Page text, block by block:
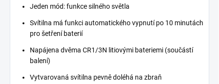
Jeden mód: funkce silného světla
Svítilna má funkci automatického vypnutí po 10 minutách
pro šetření baterií
Napájena dvěma CR1/3N litiovými bateriemi (součástí
balení)
Vytvarovaná svítilna pevně doléhá na zbraň